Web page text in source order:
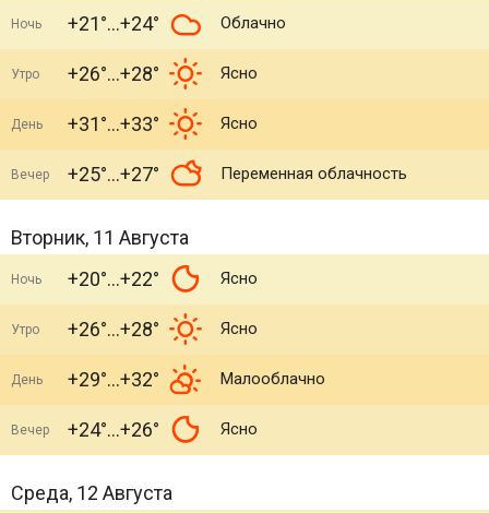
Ночь +21° +24° Облачно
Утро +26° +28° Ясно
День +31° +33° Ясно
Вечер +25° +27° Переменная облачность
Вторник, 11 Августа
Ночь +20° +22° Ясно
Утро +26° +28° Ясно
День +29° +32° Малооблачно
Вечер +24° +26° Ясно
Среда, 12 Августа